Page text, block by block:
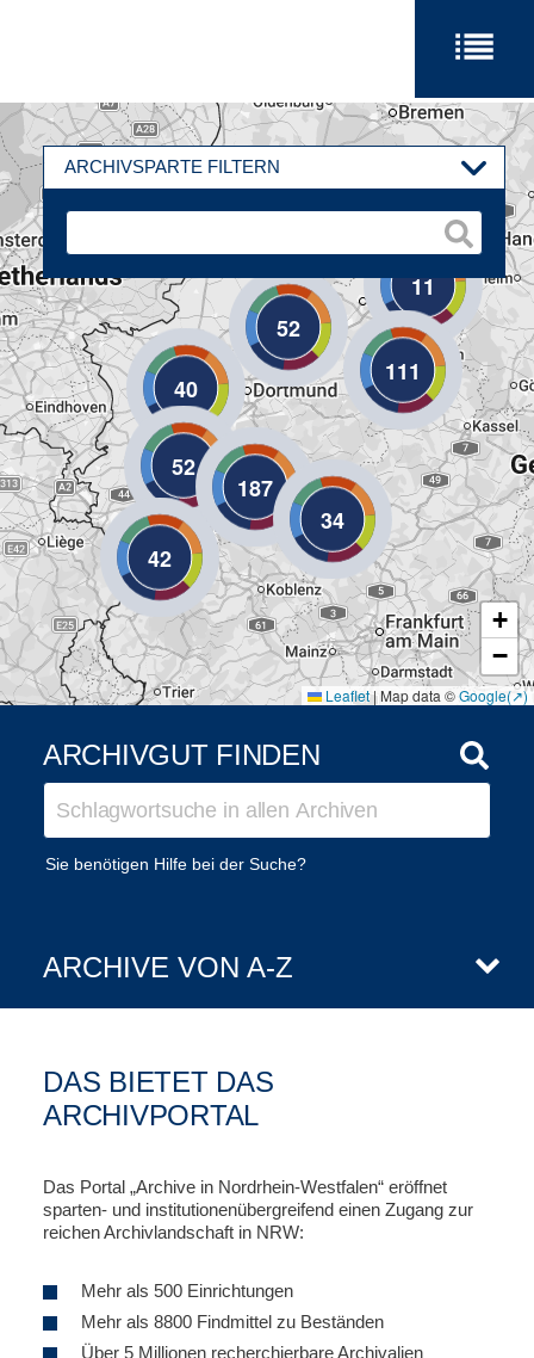
ARCHIVGUT FINDEN
Sie benötigen Hilfe bei der Suche?
ARCHIVSPARTE FILTERN
11
34
40
42
52
52
111
187
+
−
Leaflet|Map data ©Google
ARCHIVE VON A-Z
DAS BIETET DAS
ARCHIVPORTAL
Das Portal „Archive in Nordrhein-Westfalen“ eröffnet
sparten- und institutionenübergreifend einen Zugang zur
reichen Archivlandschaft in NRW:
Mehr als 500 Einrichtungen
Mehr als 8800 Findmittel zu Beständen
Über 5 Millionen recherchierbare Archivalien